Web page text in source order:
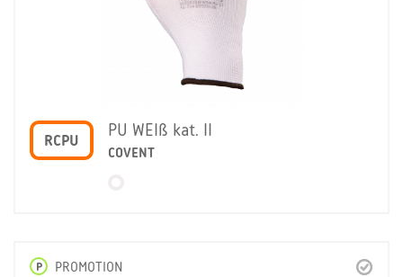
RCPU
PU WEIß kat. II
COVENT
P PROMOTION